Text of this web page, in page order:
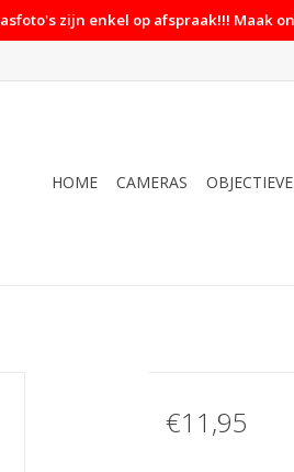
zijn enkel op afspraak!!! Maak
HOME CAMERAS
€11,95